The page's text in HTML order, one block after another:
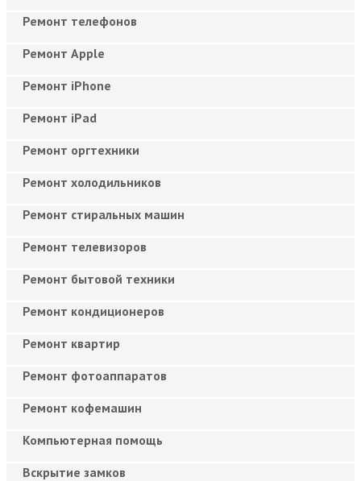
Ремонт телефонов
Ремонт Apple
Ремонт iPhone
Ремонт iPad
Ремонт оргтехники
Ремонт холодильников
Ремонт стиральных машин
Ремонт телевизоров
Ремонт бытовой техники
Ремонт кондиционеров
Ремонт квартир
Ремонт фотоаппаратов
Ремонт кофемашин
Компьютерная помощь
Вскрытие замков